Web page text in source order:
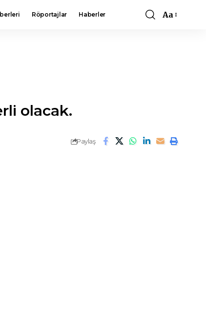
Röportajlar Haberler
Font
Aa
olacak.
Paylaş